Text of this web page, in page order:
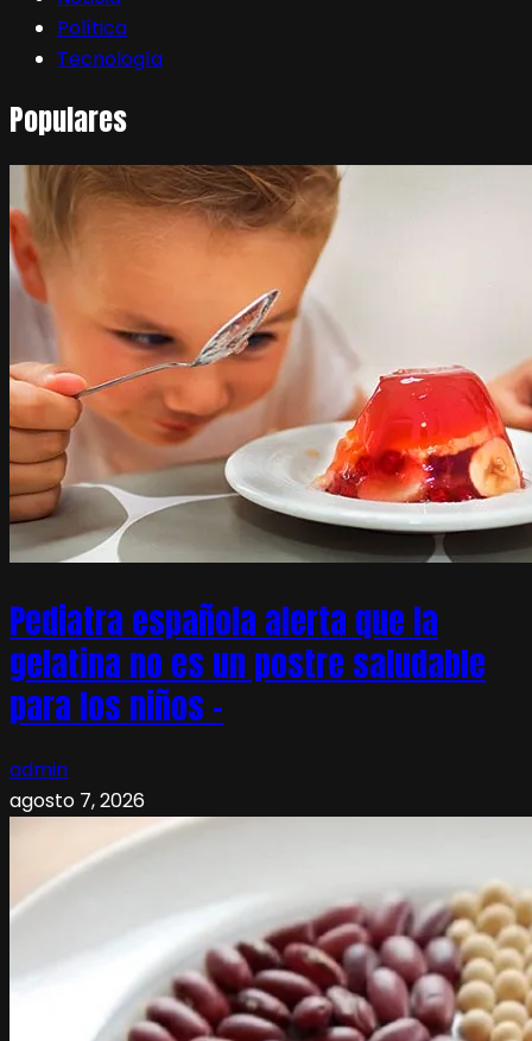
Política
Tecnología
Populares
Pediatra española alerta que la
gelatina no es un postre saludable
para los niños –
admin
agosto 7, 2026